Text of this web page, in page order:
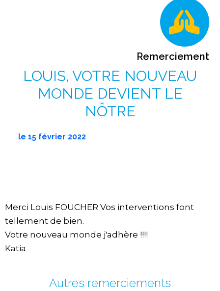
Remerciement
LOUIS, VOTRE NOUVEAU
MONDE DEVIENT LE
NÔTRE
le15 février 2022
Merci Louis FOUCHER Vos interventions font
tellement de bien.
Votre nouveau monde j'adhère !!!!
Katia
Autres remerciements